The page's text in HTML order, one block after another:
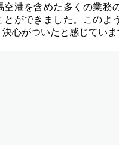
空港を含めた多くの業務
とができました。このよ
心がついたと感じていま